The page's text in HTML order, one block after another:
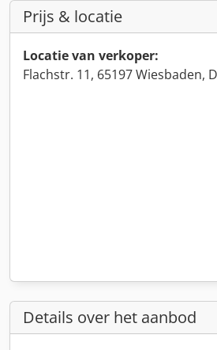
Prijs & locatie
Locatie van verkoper:
Flachstr. 11, 65197 Wiesbaden,
Details over het aanbod